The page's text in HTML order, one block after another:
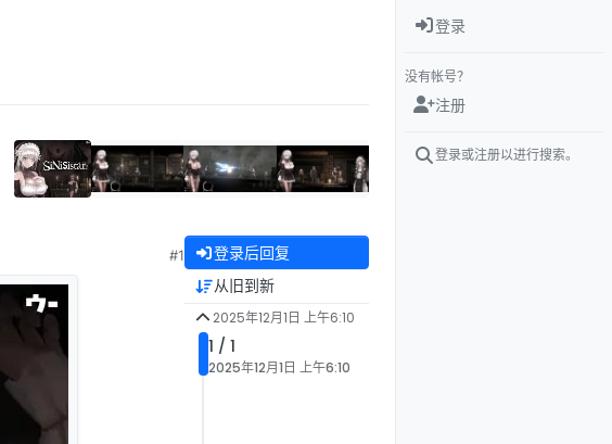
#1 登录后回复
从旧到新
2025年12月1日 上午6:10
1 / 1
2025年12月1日 上午6:10
登录
没有帐号？
注册
登录或注册以进行搜索。